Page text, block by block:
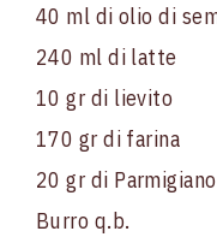
40 ml di olio di
240 ml di latte
10 gr di lievito
170 gr di farina
20 gr di
Burro q.b.